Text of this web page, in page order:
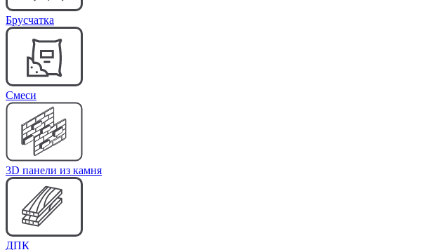
Брусчатка
Cмеси
3D панели из камня
ДПК